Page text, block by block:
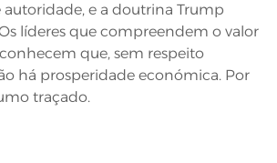
autoridade, e a doutrina Trump
líderes que compreendem o valor
que, sem respeito
há prosperidade económica. Por
traçado.